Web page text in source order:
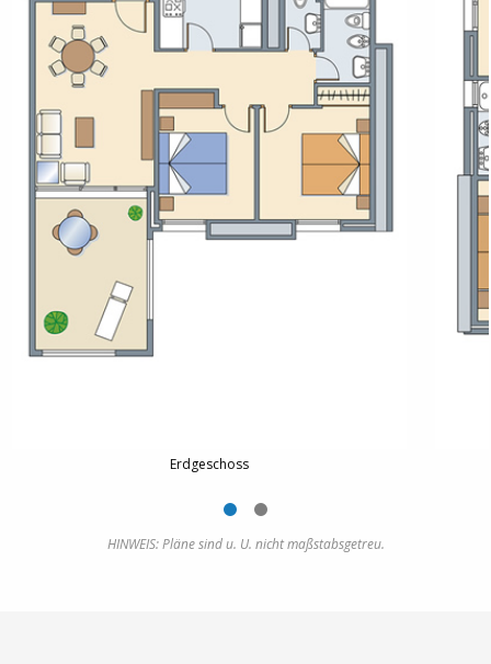
Erdgeschoss
HINWEIS: Pläne sind u. U. nicht maßstabsgetreu.